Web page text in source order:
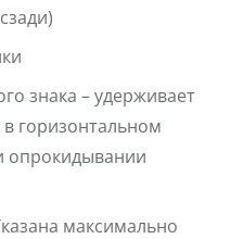
знака – удерживает
горизонтальном
опрокидывании
максимально